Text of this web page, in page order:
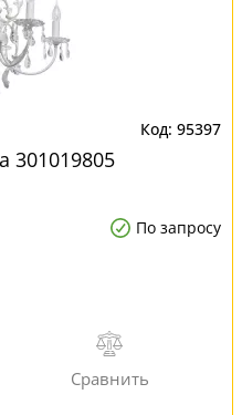
95397
301019805
По запросу